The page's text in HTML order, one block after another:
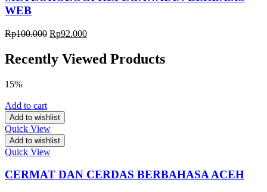
WEB
Rp100.000 Rp92.000
Recently Viewed Products
15%
Add to cart
Add to wishlist
Quick View
Add to wishlist
Quick View
CERMAT DAN CERDAS BERBAHASA ACEH